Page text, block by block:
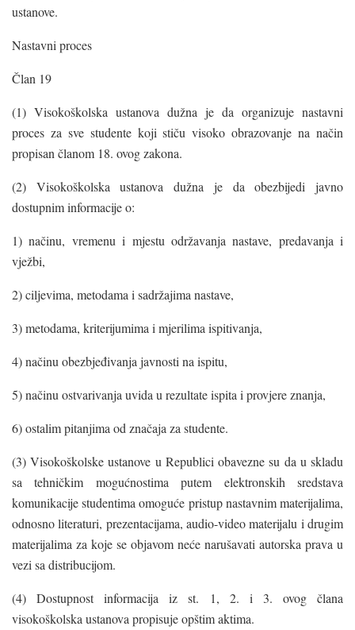
ustanove.
Nastavni proces
Član 19
(1) Visokoškolska ustanova dužna je da organizuje nastavni
proces za sve studente koji stiču visoko obrazovanje na način
propisan članom 18. ovog zakona.
(2) Visokoškolska ustanova dužna je da obezbijedi javno
dostupnim informacije o:
1) načinu, vremenu i mjestu održavanja nastave, predavanja i
vježbi,
2) ciljevima, metodama i sadržajima nastave,
3) metodama, kriterijumima i mjerilima ispitivanja,
4) načinu obezbjeđivanja javnosti na ispitu,
5) načinu ostvarivanja uvida u rezultate ispita i provjere znanja,
6) ostalim pitanjima od značaja za studente.
(3) Visokoškolske ustanove u Republici obavezne su da u skladu
sa tehničkim mogućnostima putem elektronskih sredstava
komunikacije studentima omoguće pristup nastavnim materijalima,
odnosno literaturi, prezentacijama, audio-video materijalu i drugim
materijalima za koje se objavom neće narušavati autorska prava u
vezi sa distribucijom.
(4) Dostupnost informacija iz st. 1, 2. i 3. ovog člana
visokoškolska ustanova propisuje opštim aktima.